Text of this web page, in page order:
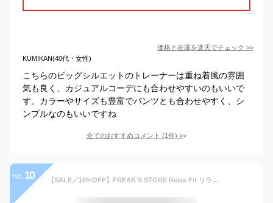
価格と在庫を楽天でチェック >>
KUMIKAN(40代・女性)
こちらのビッグシルエットのトレーナーは重ね着風の雰囲
気も良く、カジュアルコーデにも合わせやすいのもいいで
す。カラーやサイズも豊富でパンツとも合わせやすく、シ
ンプルなのもいいですね
全てのおすすめコメント (1件) >
no. 10 【SALE／10%OFF】FREAK'S STORE Relax Fit リラックスフィット スウェットライクニット クルーネック スナップ カーディガン 【限定展開】 25AW フリークスストア トップス カーディガン グレー ブラウン ブラック ネイビー【送料無料】